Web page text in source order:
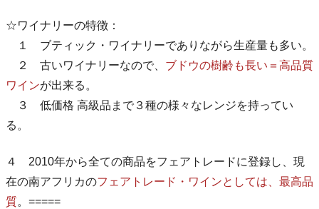
☆ワイナリーの特徴：
１ ブティック・ワイナリーでありながら生産量も多い。
２ 古いワイナリーなので、 ブドウの樹齢も長い＝高品質
ワインが出来る。
３ 低価格 高級品まで３種の様々なレンジを持ってい
る。
４ 2010年から全ての商品をフェアトレードに登録し、現
在の南アフリカのフェアトレード・ワインとしては、最高品
質。=====